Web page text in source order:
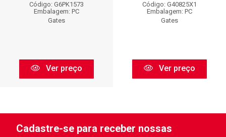
Código: G6PK1573
Embalagem: PC
Gates
Ver preço
Código: G40825X1
Embalagem: PC
Gates
Ver preço
Cadastre-se para receber nossas